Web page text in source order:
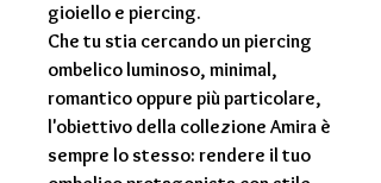
gioiello e piercing.
Che tu stia cercando unpiercing
ombelico luminoso, minimal,
romantico oppure più particolare,
l'obiettivo della collezione Amira è
sempre lo stesso: rendere il tuo